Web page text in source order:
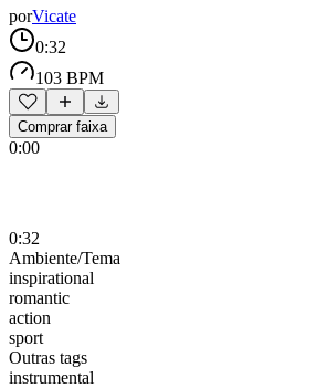
porVicate
0:32
103 BPM
Comprar faixa
0:00
0:32
Ambiente/Tema
inspirational
romantic
action
sport
Outras tags
instrumental